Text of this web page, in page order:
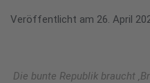
Veröffentlicht am 26. April
Die bunte Republik braucht